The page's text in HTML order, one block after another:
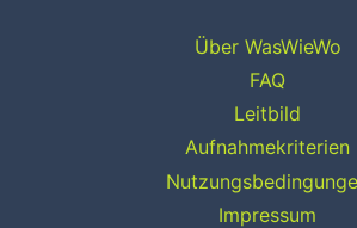
Über WasWieWo
FAQ
Leitbild
Aufnahmekriterien
Impressum